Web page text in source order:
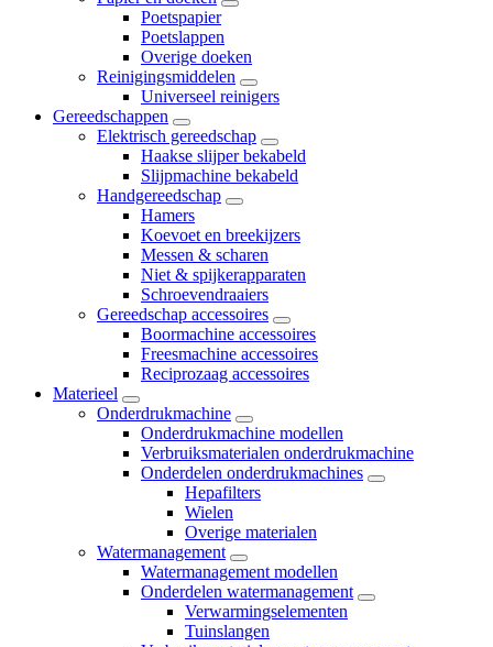
Poetspapier
Poetslappen
Overige doeken
Reinigingsmiddelen
Universeel reinigers
Gereedschappen
Elektrisch gereedschap
Haakse slijper bekabeld
Slijpmachine bekabeld
Handgereedschap
Hamers
Koevoet en breekijzers
Messen & scharen
Niet & spijkerapparaten
Schroevendraaiers
Gereedschap accessoires
Boormachine accessoires
Freesmachine accessoires
Reciprozaag accessoires
Materieel
Onderdrukmachine
Onderdrukmachine modellen
Verbruiksmaterialen onderdrukmachine
Onderdelen onderdrukmachines
Hepafilters
Wielen
Overige materialen
Watermanagement
Watermanagement modellen
Onderdelen watermanagement
Verwarmingselementen
Tuinslangen